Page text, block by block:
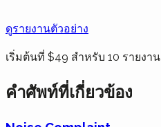
ดูรายงานตัวอย่าง
เริ่มต้นที่ $49 สำหรับ 10 รายงาน
คำศัพท์ที่เกี่ยวข้อง